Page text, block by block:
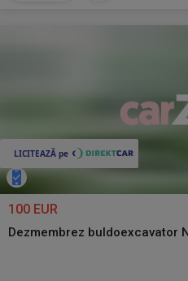
100 EUR
Dezmembrez buldoexcavator